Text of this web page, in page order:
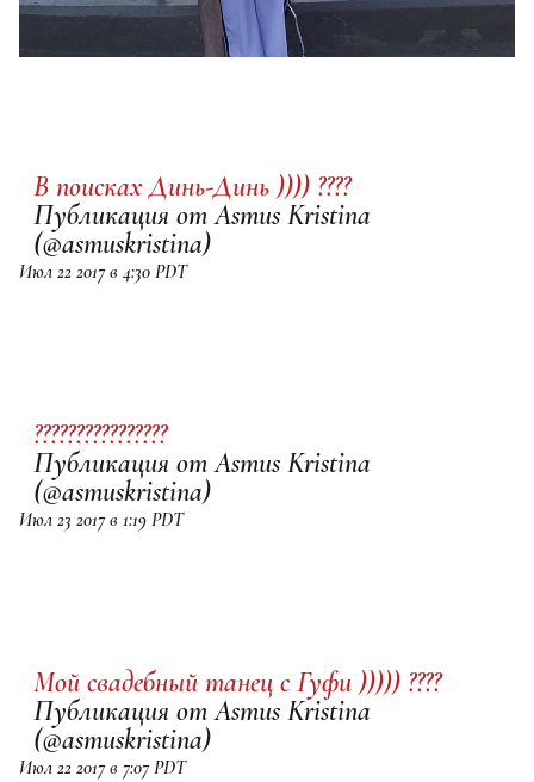
В поисках Динь-Динь )))) ????
Публикация от Asmus Kristina
(@asmuskristina)
Июл 22 2017 в 4:30 PDT
????‍????????????
Публикация от Asmus Kristina
(@asmuskristina)
Июл 23 2017 в 1:19 PDT
Мой свадебный танец с Гуфи ))))) ????
Публикация от Asmus Kristina
(@asmuskristina)
Июл 22 2017 в 7:07 PDT